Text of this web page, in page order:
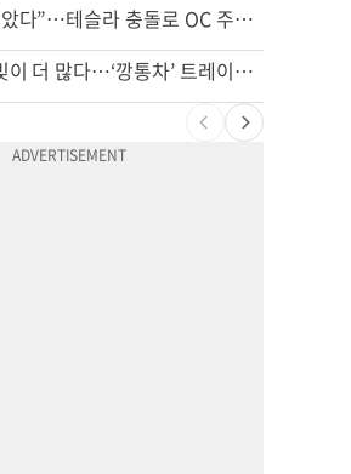
“전쟁터 같았다”…테슬라 충돌로 OC 주택 4채 파손
차값보다 빚이 더 많다…‘깡통차’ 트레이드인 급증